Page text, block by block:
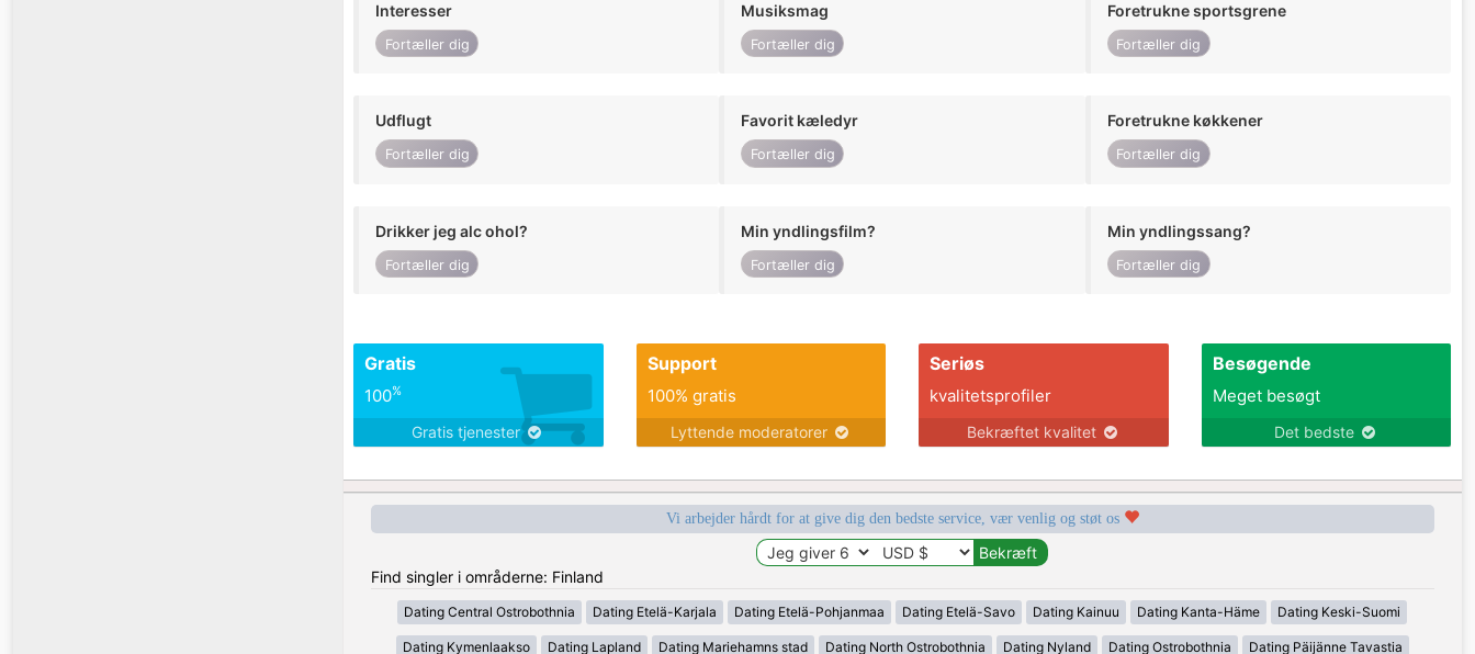
Interesser
Fortæller dig
Musiksmag
Fortæller dig
Foretrukne sportsgrene
Fortæller dig
Udflugt
Fortæller dig
Favorit kæledyr
Fortæller dig
Foretrukne køkkener
Fortæller dig
Drikker jeg alc ohol?
Fortæller dig
Min yndlingsfilm?
Fortæller dig
Min yndlingssang?
Fortæller dig
Gratis
100%
Gratis tjenester
Support
100% gratis
Lyttende moderatorer
Seriøs
kvalitetsprofiler
Bekræftet kvalitet
Besøgende
Meget besøgt
Det bedste
Vi arbejder hårdt for at give dig den bedste service, vær venlig og støt os
Find singler i områderne: Finland
Dating Central Ostrobothnia Dating Etelä-Karjala Dating Etelä-Pohjanmaa Dating Etelä-Savo Dating Kainuu Dating Kanta-Häme Dating Keski-Suomi
Dating Kymenlaakso Dating Lapland Dating Mariehamns stad Dating North Ostrobothnia Dating Nyland Dating Ostrobothnia Dating Päijänne Tavastia